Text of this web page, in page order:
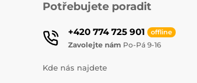
Potřebujete poradit
+420 774 725 901 offline
Zavolejte nám Po-Pá 9-16
Kde nás najdete